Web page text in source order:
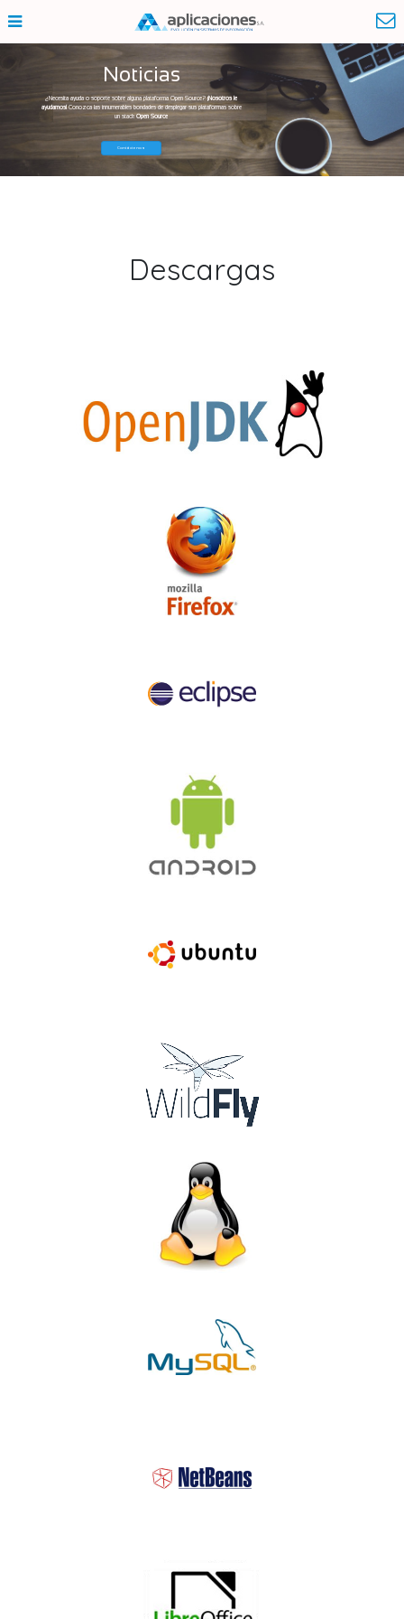
Noticias
¿Necesita ayuda o soporte sobre alguna plataforma Open Source?¡Nosotros le
ayudamos! Conozca las innumerables bondades de desplegar sus plataformas sobre
un stackOpen Source
Contáctenos
Descargas